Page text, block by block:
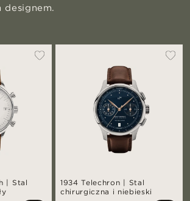
designem.
| Stal
1934 Telechron | Stal
chirurgiczna i niebieski